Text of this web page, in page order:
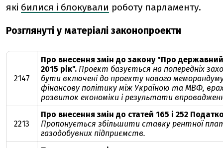
які билися і блокували роботу парламенту.
Розглянуті у матеріалі законопроекти
2147
Про внесення змін до закону "Про
2015 рік". Проект базується на попередніх
бути включені до проекту нового меморандуму
фінансову політику між Україною та МВФ,
розвиток економіки і результати
2213
Про внесення змін до статей 165 і 252
Пропонується збільшити ставку рентної
газодобувних підприємств.